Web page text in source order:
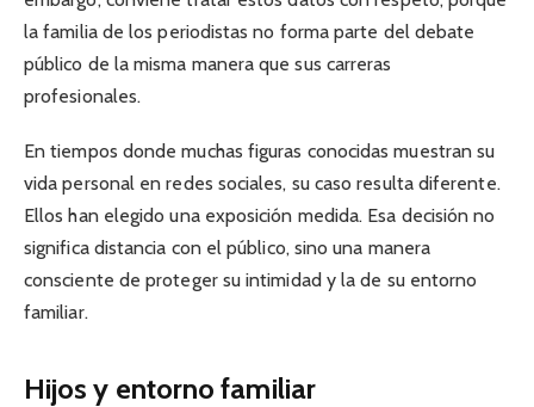
la familia de los periodistas no forma parte del debate
público de la misma manera que sus carreras
profesionales.
En tiempos donde muchas figuras conocidas muestran su
vida personal en redes sociales, su caso resulta diferente.
Ellos han elegido una exposición medida. Esa decisión no
significa distancia con el público, sino una manera
consciente de proteger su intimidad y la de su entorno
familiar.
Hijos y entorno familiar